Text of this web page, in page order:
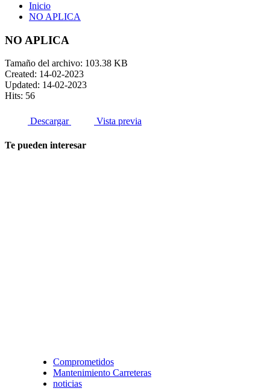
Inicio
NO APLICA
NO APLICA
Tamaño del archivo: 103.38 KB
Created: 14-02-2023
Updated: 14-02-2023
Hits: 56
Descargar Vista previa
Te pueden interesar
Comprometidos
Mantenimiento Carreteras
noticias